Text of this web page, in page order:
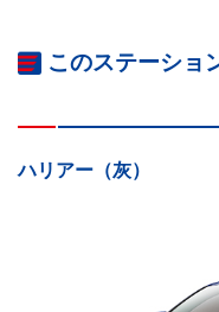
このステーショ
ハリアー（灰）